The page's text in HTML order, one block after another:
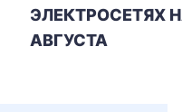
ЭЛЕКТРОСЕТЯХ
АВГУСТА